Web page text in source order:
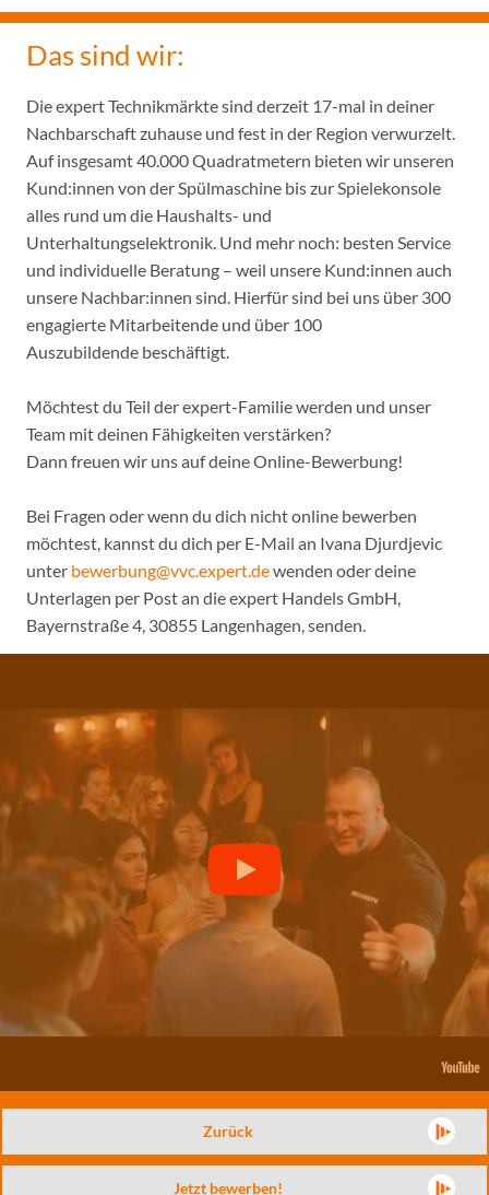
Das sind wir:
Die expert Technikmärkte sind derzeit 17-mal in deiner
Nachbarschaft zuhause und fest in der Region verwurzelt.
Auf insgesamt 40.000 Quadratmetern bieten wir unseren
Kund:innen von der Spülmaschine bis zur Spielekonsole
alles rund um die Haushalts- und
Unterhaltungselektronik. Und mehr noch: besten Service
und individuelle Beratung – weil unsere Kund:innen auch
unsere Nachbar:innen sind. Hierfür sind bei uns über 300
engagierte Mitarbeitende und über 100
Auszubildende beschäftigt.
Möchtest du Teil der expert-Familie werden und unser
Team mit deinen Fähigkeiten verstärken?
Dann freuen wir uns auf deine Online-Bewerbung!
Bei Fragen oder wenn du dich nicht online bewerben
möchtest, kannst du dich per E-Mail an Ivana Djurdjevic
unter bewerbung@vvc.expert.dewenden oder deine
Unterlagen per Post an die expert Handels GmbH,
Bayernstraße 4, 30855 Langenhagen, senden.
Zurück
Jetzt bewerben!